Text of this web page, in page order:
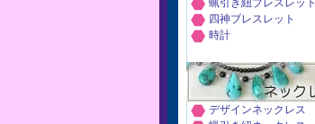
蝋引き紐ブレスレット
四神ブレスレット
時計
デザインネックレス